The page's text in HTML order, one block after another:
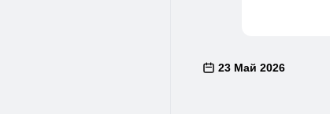
23 Май 2026